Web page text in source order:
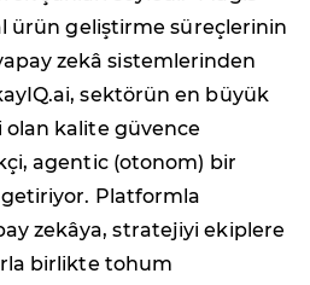
ürün geliştirme süreçlerinin
zekâ sistemlerinden
sektörün en büyük
olan kalite güvence
agentic (otonom) bir
getiriyor. Platformla
zekâya, stratejiyi ekiplere
birlikte tohum